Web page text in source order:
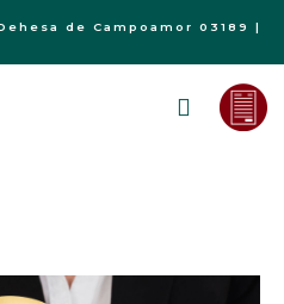
de Campoamor 03189 |